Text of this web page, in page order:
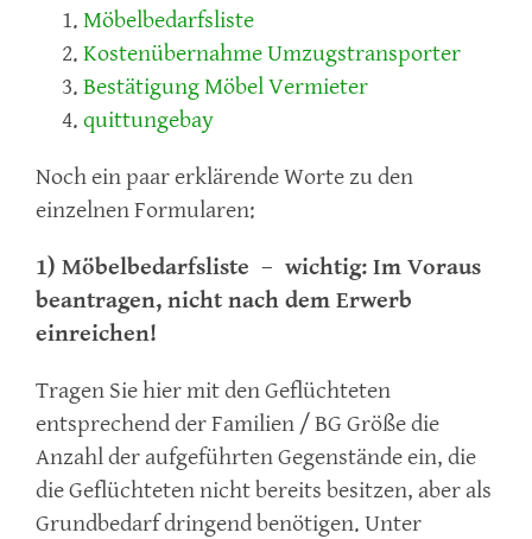
Möbelbedarfsliste
Kostenübernahme Umzugstransporter
Bestätigung Möbel Vermieter
quittungebay
Noch ein paar erklärende Worte zu den
einzelnen Formularen:
1) Möbelbedarfsliste – wichtig: Im Voraus
beantragen, nicht nach dem Erwerb
einreichen!
Tragen Sie hier mit den Geflüchteten
entsprechend der Familien / BG Größe die
Anzahl der aufgeführten Gegenstände ein, die
die Geflüchteten nicht bereits besitzen, aber als
Grundbedarf dringend benötigen. Unter